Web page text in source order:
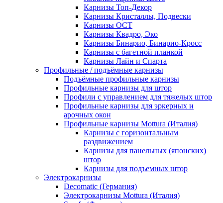
Карнизы Топ-Декор
Карнизы Кристаллы, Подвески
Карнизы ОСТ
Карнизы Квадро, Эко
Карнизы Бинарио, Бинарио-Кросс
Карнизы с багетной планкой
Карнизы Лайн и Спарта
Профильные / подъёмные карнизы
Подъёмные профильные карнизы
Профильные карнизы для штор
Профили с управлением для тяжелых штор
Профильные карнизы для эркерных и
арочных окон
Профильные карнизы Mottura (Италия)
Карнизы с горизонтальным
раздвижением
Карнизы для панельных (японских)
штор
Карнизы для подъемных штор
Электрокарнизы
Decomatic (Германия)
Электрокарнизы Mottura (Италия)